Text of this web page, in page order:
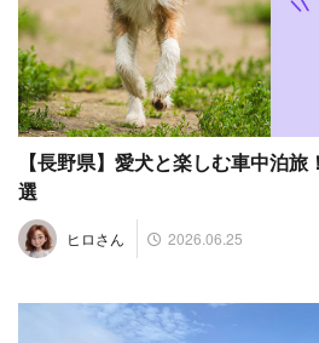
【長野県】愛犬と楽しむ車中泊
選
ヒロさん 2026.06.25